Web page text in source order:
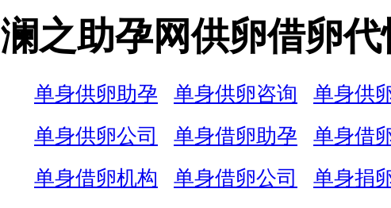
澜之助孕网供卵借卵
单身供卵助孕 单身供卵咨询 单身供
单身供卵公司
单身借卵助孕 单身借
单身借卵机构
单身借卵公司 单身捐